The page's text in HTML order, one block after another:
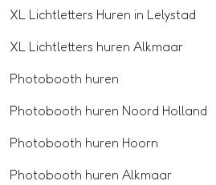
XL Lichtletters Huren in Lelystad
XL Lichtletters huren Alkmaar
Photobooth huren
Photobooth huren Noord Holland
Photobooth huren Hoorn
Photobooth huren Alkmaar